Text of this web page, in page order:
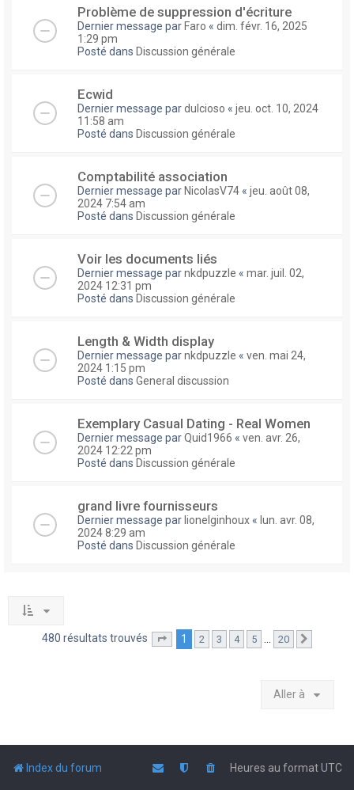
Problème de suppression d'écriture
Dernier message par Faro « dim. févr. 16, 2025
1:29 pm
Posté dans Discussion générale
Ecwid
Dernier message pardulcioso « jeu. oct. 10, 2024
11:58 am
Posté dans Discussion générale
Comptabilité association
Dernier message par NicolasV74 « jeu. août 08,
2024 7:54 am
Posté dans Discussion générale
Voir les documents liés
Dernier message parnkdpuzzle « mar. juil. 02,
2024 12:31 pm
Posté dans Discussion générale
Length & Width display
Dernier message parnkdpuzzle « ven. mai 24,
2024 1:15 pm
Posté dans General discussion
Exemplary Сasual Dating - Real Women
Dernier message parQuid1966 « ven. avr. 26,
2024 12:22 pm
Posté dans Discussion générale
grand livre fournisseurs
Dernier message par lionelginhoux « lun. avr. 08,
2024 8:29 am
Posté dans Discussion générale
480 résultats trouvés Page sur20
1 2 3 4 5 … 20
Aller à
Index du forum Heures au formatUTC